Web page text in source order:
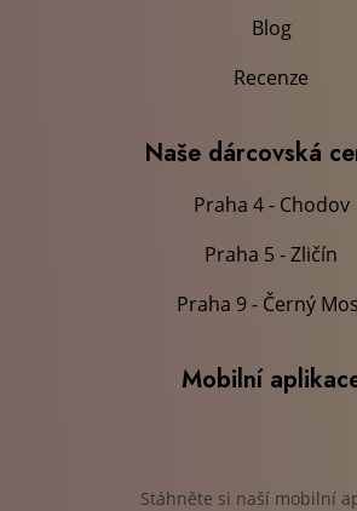
Blog
Recenze
Naše dárcovská
Praha 4 - Chodov
Praha 5 - Zličín
Praha 9 - Černý
Mobilní
Stáhněte si naší mobilní